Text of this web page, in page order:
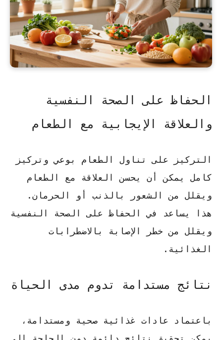
الحفاظ على الصحة النفسية
والعلاقة الإيجابية مع الطعام
التركيز على تناول الطعام بوعي وتركيز
كامل يمكن أن يحسن العلاقة مع الطعام
ويقلل من الشعور بالذنب أو الحرمان.
هذا يساعد في الحفاظ على الصحة النفسية
ويقلل من خطر الإصابة بالاضطرابات
الغذائية.
نتائج مستدامة تدوم مدى الحياة
باعتماد عادات غذائية صحية ومستدامة،